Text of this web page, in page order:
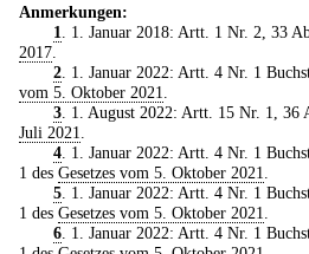
Anmerkungen:
1
. 1. Januar 2018: Artt. 1 Nr. 2, 33
2017
2. 1. Januar 2022: Artt. 4 Nr. 1
vom 5. Oktober 2021
3. 1. August 2022: Artt. 15 Nr. 1, 36
Juli 2021
4. 1. Januar 2022: Artt. 4 Nr. 1
1 des Gesetzes vom 5. Oktober 2021
5. 1. Januar 2022: Artt. 4 Nr. 1
1 des Gesetzes vom 5. Oktober 2021
6. 1. Januar 2022: Artt. 4 Nr. 1